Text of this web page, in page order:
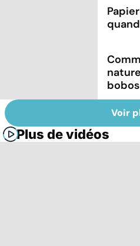
Voir
Plus de vidéos